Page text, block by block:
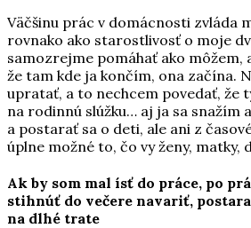
Väčšinu prác v domácnosti zvláda
rovnako ako starostlivosť o moje
samozrejme pomáhať ako môžem,
že tam kde ja končím, ona začína.
upratať, a to nechcem povedať, že
na rodinnú slúžku… aj ja sa snažím
a postarať sa o deti, ale ani z
úplne možné to, čo vy ženy, matky,
Ak by som mal ísť do práce, po
stihnúť do večere navariť,
na dlhé trate